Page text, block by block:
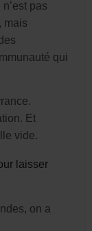
pas
mais
qui
Et
vide.
laisser
on a